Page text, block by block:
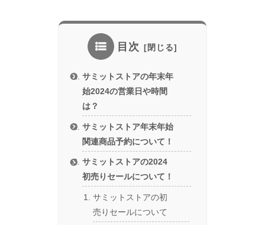
目次
サミットストアの年末年
始2024の営業日や時間
は？
サミットストア年末年始
関連商品予約について！
サミットストアの2024
初売りセールについて！
サミットストアの初
売りセールについて